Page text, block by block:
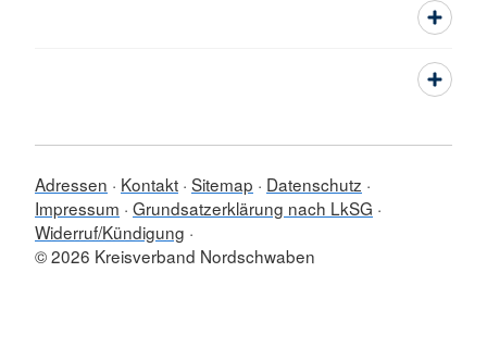
Adressen Kontakt Sitemap
Datenschutz
Impressum Grundsatzerklärung nach LkSG
Widerruf/Kündigung
© 2026 Kreisverband Nordschwaben